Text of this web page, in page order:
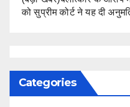
को सुप्रीम कोर्ट ने यह दी
Categories